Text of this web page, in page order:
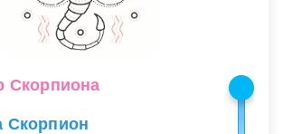
Скорпиона
Скорпион